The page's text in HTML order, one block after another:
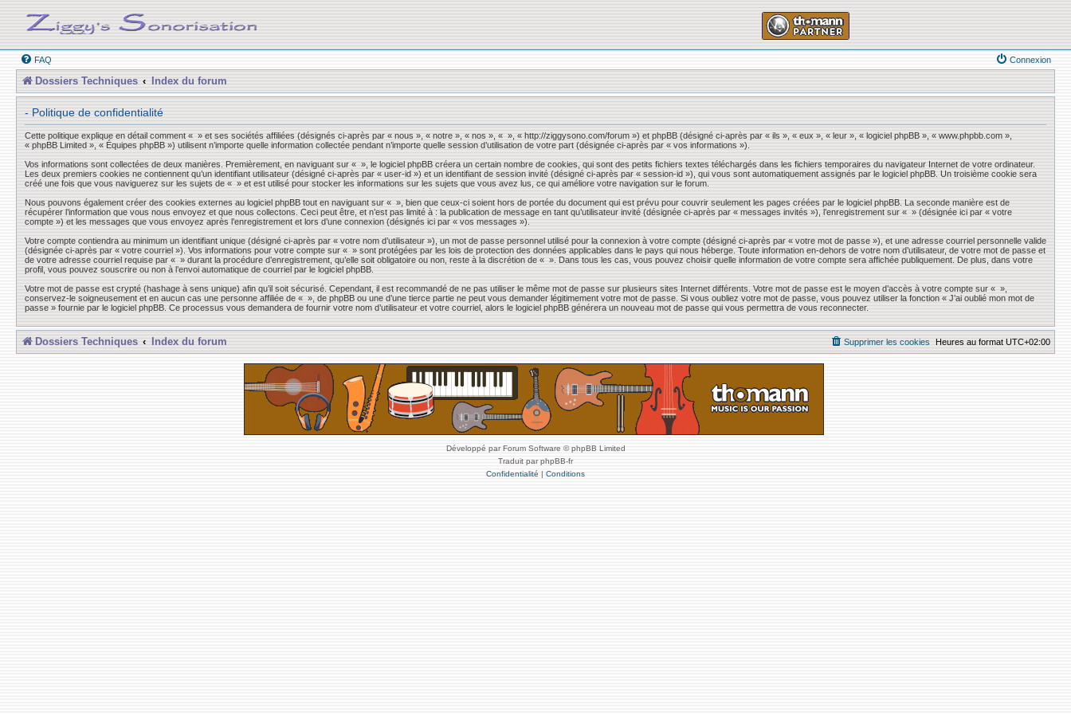
FAQ Connexion
Dossiers Techniques Index du forum
- Politique de confidentialité
Cette politique explique en détail comment « » et ses sociétés affiliées (désignés ci-après par « nous », « notre », « nos », « », « http://ziggysono.com/forum ») et phpBB (désigné ci-après par « ils », « eux », « leur », « logiciel phpBB », « www.phpbb.com »,
« phpBB Limited », « Équipes phpBB ») utilisent n’importe quelle information collectée pendant n’importe quelle session d’utilisation de votre part (désignée ci-après par « vos informations »).
Vos informations sont collectées de deux manières. Premièrement, en naviguant sur « », le logiciel phpBB créera un certain nombre de cookies, qui sont des petits fichiers textes téléchargés dans les fichiers temporaires du navigateur Internet de votre ordinateur.
Les deux premiers cookies ne contiennent qu’un identifiant utilisateur (désigné ci-après par « user-id ») et un identifiant de session invité (désigné ci-après par « session-id »), qui vous sont automatiquement assignés par le logiciel phpBB. Un troisième cookie sera
créé une fois que vous naviguerez sur les sujets de « » et est utilisé pour stocker les informations sur les sujets que vous avez lus, ce qui améliore votre navigation sur le forum.
Nous pouvons également créer des cookies externes au logiciel phpBB tout en naviguant sur « », bien que ceux-ci soient hors de portée du document qui est prévu pour couvrir seulement les pages créées par le logiciel phpBB. La seconde manière est de
récupérer l’information que vous nous envoyez et que nous collectons. Ceci peut être, et n’est pas limité à : la publication de message en tant qu’utilisateur invité (désignée ci-après par « messages invités »), l’enregistrement sur « » (désignée ici par « votre
compte ») et les messages que vous envoyez après l’enregistrement et lors d’une connexion (désignés ici par « vos messages »).
Votre compte contiendra au minimum un identifiant unique (désigné ci-après par « votre nom d’utilisateur »), un mot de passe personnel utilisé pour la connexion à votre compte (désigné ci-après par « votre mot de passe »), et une adresse courriel personnelle valide
(désignée ci-après par « votre courriel »). Vos informations pour votre compte sur « » sont protégées par les lois de protection des données applicables dans le pays qui nous héberge. Toute information en-dehors de votre nom d’utilisateur, de votre mot de passe et
de votre adresse courriel requise par « » durant la procédure d’enregistrement, qu’elle soit obligatoire ou non, reste à la discrétion de « ». Dans tous les cas, vous pouvez choisir quelle information de votre compte sera affichée publiquement. De plus, dans votre
profil, vous pouvez souscrire ou non à l’envoi automatique de courriel par le logiciel phpBB.
Votre mot de passe est crypté (hashage à sens unique) afin qu’il soit sécurisé. Cependant, il est recommandé de ne pas utiliser le même mot de passe sur plusieurs sites Internet différents. Votre mot de passe est le moyen d’accès à votre compte sur « »,
conservez-le soigneusement et en aucun cas une personne affiliée de « », de phpBB ou une d’une tierce partie ne peut vous demander légitimement votre mot de passe. Si vous oubliez votre mot de passe, vous pouvez utiliser la fonction « J’ai oublié mon mot de
passe » fournie par le logiciel phpBB. Ce processus vous demandera de fournir votre nom d’utilisateur et votre courriel, alors le logiciel phpBB générera un nouveau mot de passe qui vous permettra de vous reconnecter.
Dossiers Techniques Index du forum Heures au format UTC+02:00
Supprimer les cookies
Développé par Forum Software © phpBB Limited
Traduit par phpBB-fr
Confidentialité | Conditions